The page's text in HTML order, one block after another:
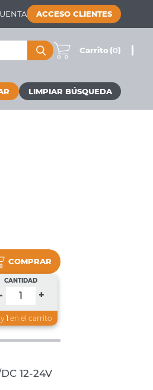
ACCESO CLIENTES
Carrito (0)
COMPRAR
CANTIDAD
+
1en el carrito
12-24V